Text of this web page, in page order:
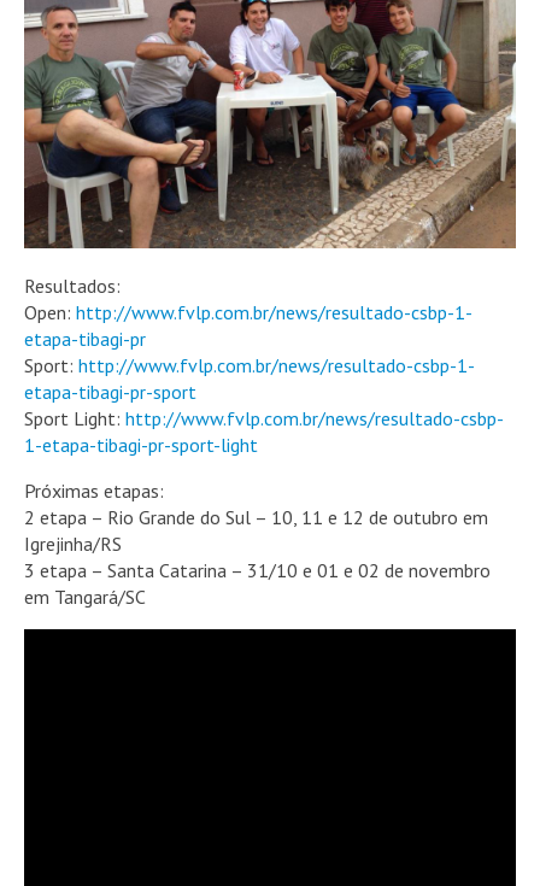
Resultados:
Open: http://www.fvlp.com.br/news/resultado-csbp-1-
etapa-tibagi-pr
Sport: http://www.fvlp.com.br/news/resultado-csbp-1-
etapa-tibagi-pr-sport
Sport Light: http://www.fvlp.com.br/news/resultado-csbp-
1-etapa-tibagi-pr-sport-light
Próximas etapas:
2 etapa – Rio Grande do Sul – 10, 11 e 12 de outubro em
Igrejinha/RS
3 etapa – Santa Catarina – 31/10 e 01 e 02 de novembro
em Tangará/SC